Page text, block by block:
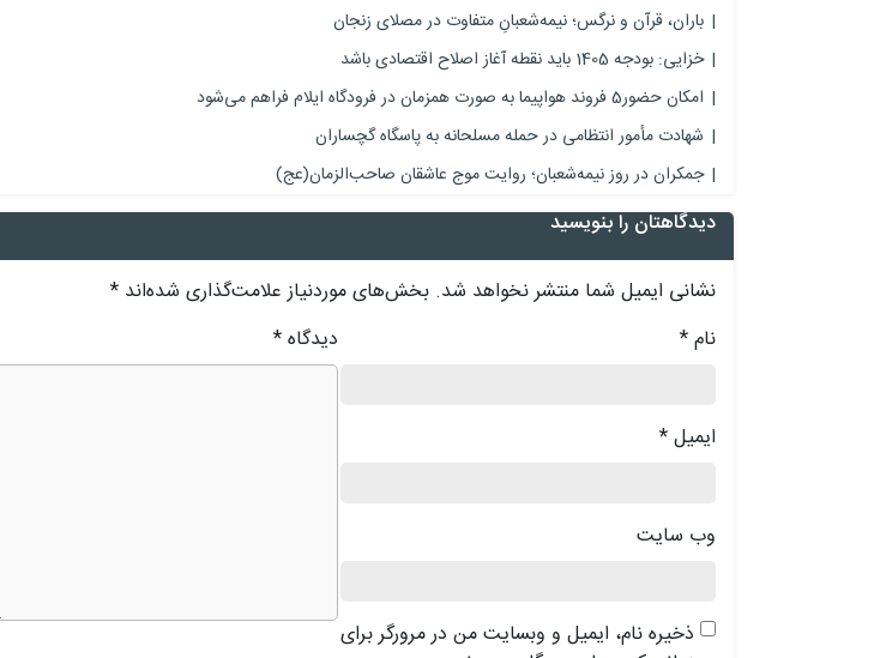
باران، قرآن و نرگس؛ نیمه‌شعبانِ متفاوت در مصلای زنجان
خزایی: بودجه 1405 باید نقطه آغاز اصلاح اقتصادی باشد
امکان حضور5 فروند هواپیما به صورت همزمان در فرودگاه ایلام فراهم می‌شود
شهادت مأمور انتظامی در حمله مسلحانه به پاسگاه گچساران
جمکران در روز نیمه‌شعبان؛ روایت موج عاشقان صاحب‌الزمان(عج)
دیدگاهتان را بنویسید
نشانی ایمیل شما منتشر نخواهد شد. بخش‌های موردنیاز علامت‌گذاری شده‌اند *
دیدگاه* نام*
ایمیل*
وب‌ سایت
ذخیره نام، ایمیل و وبسایت من در مرورگر برای